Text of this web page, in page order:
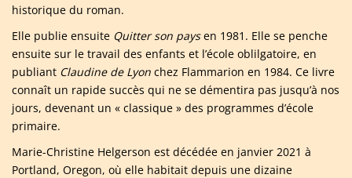
historique du roman.
Elle publie ensuite Quitter son paysen 1981. Elle se penche
ensuite sur le travail des enfants et l’école oblilgatoire, en
publiant Claudine de Lyon chez Flammarion en 1984. Ce livre
connaît un rapide succès qui ne se démentira pas jusqu’à nos
jours, devenant un « classique » des programmes d’école
primaire.
Marie-Christine Helgerson est décédée en janvier 2021 à
Portland, Oregon, où elle habitait depuis une dizaine